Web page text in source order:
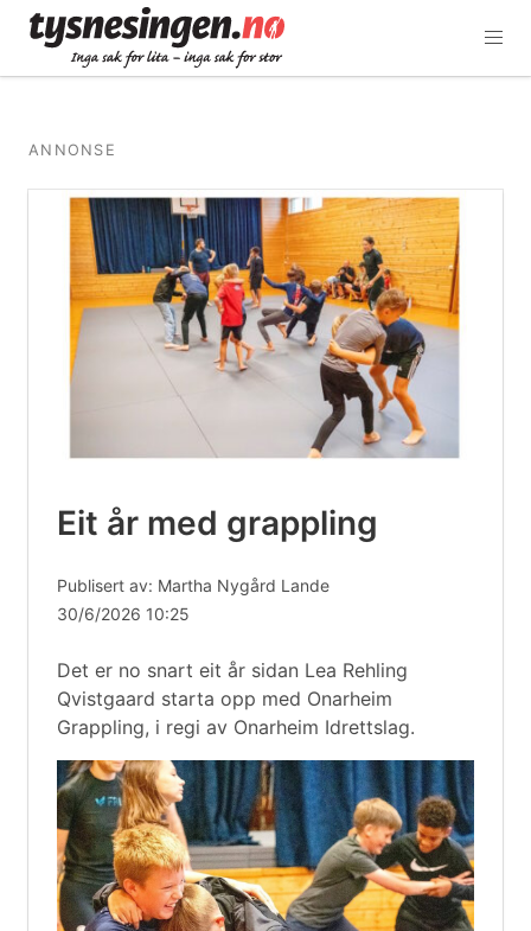
ANNONSE
Eit år med grappling
Publisert av: Martha Nygård Lande
30/6/2026 10:25
Det er no snart eit år sidan Lea Rehling
Qvistgaard starta opp med Onarheim
Grappling, i regi av Onarheim Idrettslag.